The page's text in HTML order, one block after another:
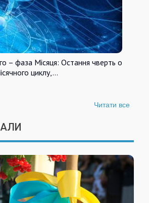
– фаза Місяця: Остання чверть о
циклу,…
Читати все